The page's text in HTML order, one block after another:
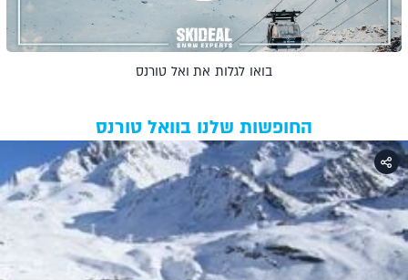
בואו לגלות את ואל טורנס
החופשות שלנו בוואל טורנס